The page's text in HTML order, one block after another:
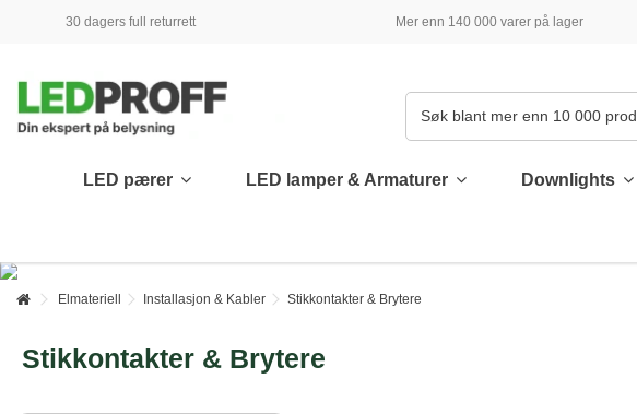
30 dagers full returrett Mer enn 140 000 varer på lager
LED pærer LED lamper & Armaturer Downlights
Elmateriell Installasjon & Kabler Stikkontakter & Brytere
Stikkontakter & Brytere